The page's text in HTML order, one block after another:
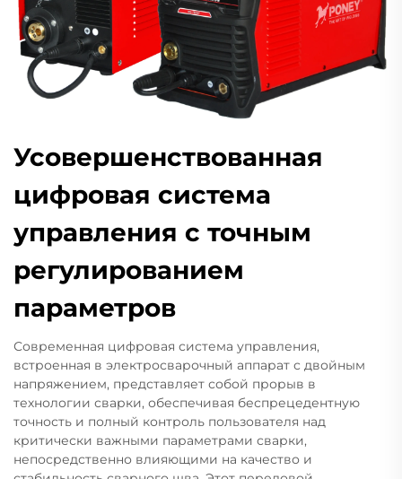
Усовершенствованная
цифровая система
управления с точным
регулированием
параметров
Современная цифровая система управления,
встроенная в электросварочный аппарат с двойным
напряжением, представляет собой прорыв в
технологии сварки, обеспечивая беспрецедентную
точность и полный контроль пользователя над
критически важными параметрами сварки,
непосредственно влияющими на качество и